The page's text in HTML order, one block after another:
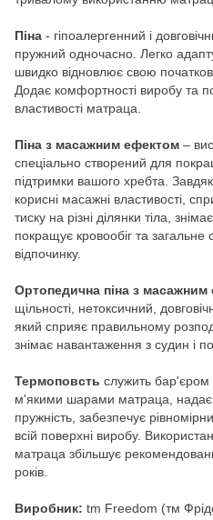
Піна - гіпоалергенний і
пружний одночасно. Легко
швидко відновлює свою
Додає комфортності виробу та
властивості матраца.
Піна з масажним ефектом –
спеціально створений для
підтримки вашого хребта.
корисні масажні властивості,
тиску на різні ділянки тіла,
покращує кровообіг та загальне
відпочинку.
Ортопедична піна з масажним
щільності, нетоксичний,
який сприяє правильному
знімає навантаження з судин і
Термоповсть служить
м'якими шарами матраца, надає
пружність, забезпечує
всій поверхні виробу.
матраца збільшує
років.
Виробник: tm Freedom (тм